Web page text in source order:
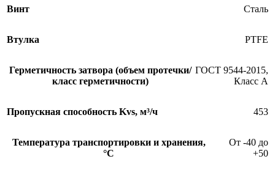
Винт Сталь
Втулка PTFE
Герметичность затвора (объем протечки/
класс герметичности)
ГОСТ 9544-2015,
Класс А
Пропускная способность Kvs, м³/ч 453
Температура транспортировки и хранения,
°С
От -40 до
+50